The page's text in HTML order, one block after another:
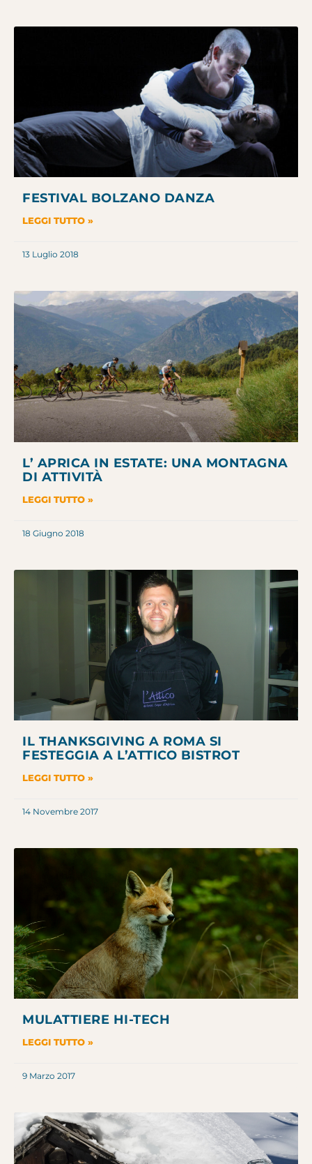
FESTIVAL BOLZANO DANZA
LEGGI TUTTO »
13 Luglio 2018
L’ APRICA IN ESTATE: UNA MONTAGNA
DI ATTIVITÀ
LEGGI TUTTO »
18 Giugno 2018
IL THANKSGIVING A ROMA SI
FESTEGGIA A L’ATTICO BISTROT
LEGGI TUTTO »
14 Novembre 2017
MULATTIERE HI-TECH
LEGGI TUTTO »
9 Marzo 2017